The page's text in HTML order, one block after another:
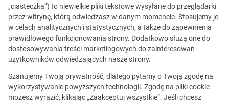
„ciasteczka”) to niewielkie pliki tekstowe wysyłane do przeglądarki
przez witrynę, którą odwiedzasz w danym momencie. Stosujemy je
w celach analitycznych i statystycznych, a także do zapewnienia
prawidłowego funkcjonowania strony. Dodatkowo służą one do
dostosowywania treści marketingowych do zainteresowań
użytkowników odwiedzających nasze strony.
Szanujemy Twoją prywatność, dlatego pytamy o Twoją zgodę na
wykorzystywanie powyższych technologii. Zgodę na pliki cookie
możesz wyrazić, klikając „Zaakceptuj wszystkie”. Jeśli chcesz